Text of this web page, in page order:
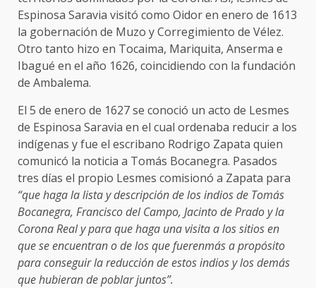
Espinosa Saravia visitó como Oidor en enero de 1613
la gobernación de Muzo y Corregimiento de Vélez.
Otro tanto hizo en Tocaima, Mariquita, Anserma e
Ibagué en el año 1626, coincidiendo con la fundación
de Ambalema.
El 5 de enero de 1627 se conoció un acto de Lesmes
de Espinosa Saravia en el cual ordenaba reducir a los
indígenas y fue el escribano Rodrigo Zapata quien
comunicó la noticia a Tomás Bocanegra. Pasados
tres días el propio Lesmes comisionó a Zapata para
“que haga la lista y descripción de los indios de Tomás
Bocanegra, Francisco del Campo, Jacinto de Prado y la
Corona Real y para que haga una visita a los sitios en
que se encuentran o de los que fuerenmás a propósito
para conseguir la reducción de estos indios y los demás
que hubieran de poblar juntos”.